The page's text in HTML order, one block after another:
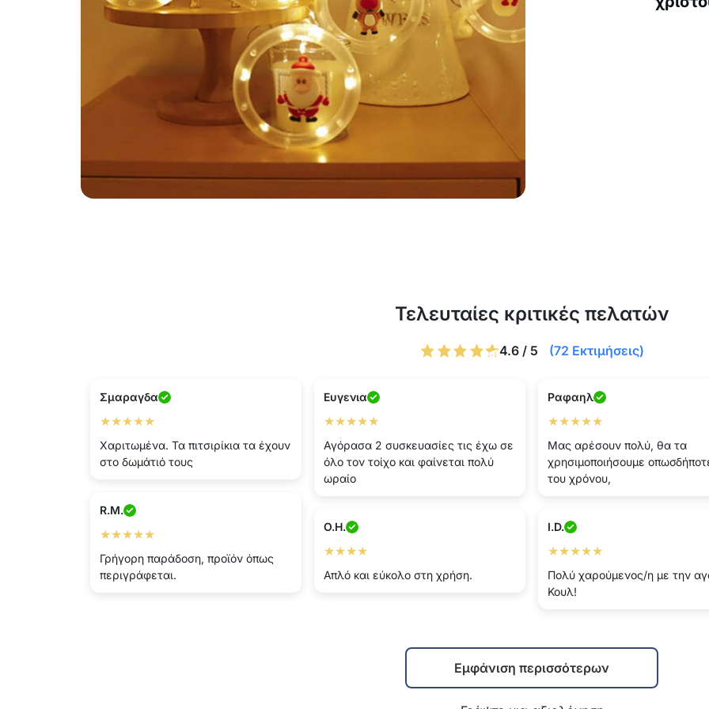
Τελευταίες κριτικές πελατών
4.6 / 5 (72 Εκτιμήσεις)
Σμαραγδα
★★★★★
Χαριτωμένα. Τα πιτσιρίκια τα έχουν
στο δωμάτιό τους
Ευγενια
★★★★★
Αγόρασα 2 συσκευασίες τις έχω σε
όλο τον τοίχο και φαίνεται πολύ
ωραίο
Ραφαηλ
★★★★★
Μας αρέσουν πολύ, θα τα
χρησιμοποιήσουμε
του χρόνου,
R.M.
★★★★★
Γρήγορη παράδοση, προϊόν όπως
περιγράφεται.
O.H.
★★★★
Απλό και εύκολο στη χρήση.
I.D.
★★★★★
Πολύ χαρούμενος/η με την
Κουλ!
Εμφάνιση περισσότερων